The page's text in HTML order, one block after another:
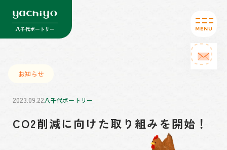
お知らせ
2023.09.22八千代ポートリー
CO2削減に向けた取り組みを開始！